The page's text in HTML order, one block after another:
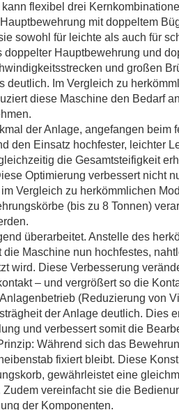
flexibel drei
mit doppeltem
sowohl für leichte als auch für
Hauptbewehrung und
und großen
Im Vergleich zu
diese Maschine den Bedarf
der Anlage, angefangen beim
den Einsatz hochfester, leichter
die Gesamtsteifigkeit
Optimierung verbessert nicht
Vergleich zu herkömmlichen
(bis zu 8 Tonnen)
überarbeitet. Anstelle des
Maschine nun hochfestes,
wird. Diese Verbesserung
– und vergrößert so die
(Reduzierung von
der Anlage deutlich. Dies
und verbessert somit die
Während sich das
fixiert bleibt. Diese
gewährleistet eine
vereinfacht sie die
der Komponenten.